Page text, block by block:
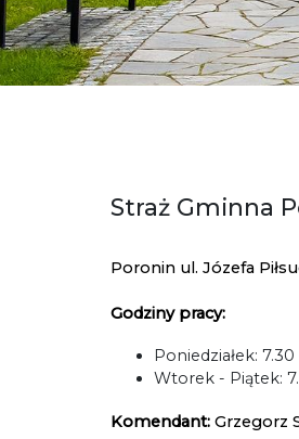
Straż Gminna
Poronin ul. Józefa
Godziny pracy:
Poniedziałek: 7.30
Wtorek - Piątek:
Komendant: Grzegorz